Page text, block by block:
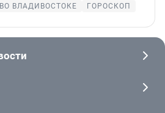
ВЛАДИВОСТОКЕ
ГОРОСКОП